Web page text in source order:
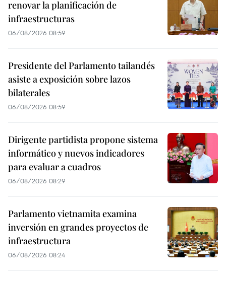
renovar la planificación de
infraestructuras
06/08/2026 08:59
Presidente del Parlamento tailandés
asiste a exposición sobre lazos
bilaterales
06/08/2026 08:59
Dirigente partidista propone sistema
informático y nuevos indicadores
para evaluar a cuadros
06/08/2026 08:29
Parlamento vietnamita examina
inversión en grandes proyectos de
infraestructura
06/08/2026 08:24